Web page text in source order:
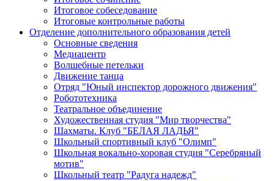
Итоговое собеседование
Итоговые контрольные работы
Отделение дополнительного образования детей
Основные сведения
Медиацентр
Волшебные петельки
Движение танца
Отряд "Юный инспектор дорожного движения"
Робототехника
Театральное объединение
Художественная студия "Мир творчества"
Шахматы. Клуб "БЕЛАЯ ЛАДЬЯ"
Школьный спортивный клуб "Олимп"
Школьная вокально-хоровая студия "Серебряный
мотив"
Школьный театр "Радуга надежд"